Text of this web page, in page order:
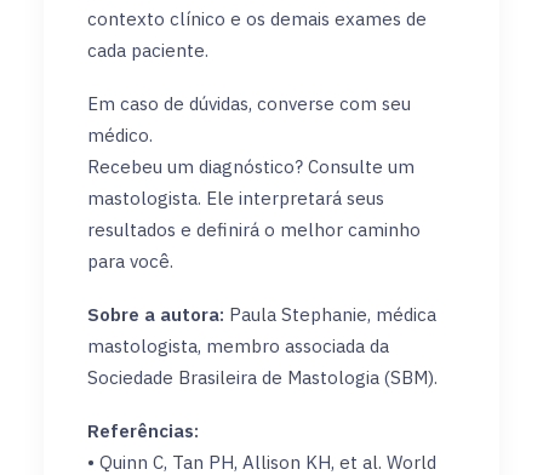
contexto clínico e os demais exames de
cada paciente.
Em caso de dúvidas, converse com seu
médico.
Recebeu um diagnóstico? Consulte um
mastologista. Ele interpretará seus
resultados e definirá o melhor caminho
para você.
Sobre a autora: Paula Stephanie, médica
mastologista, membro associada da
Sociedade Brasileira de Mastologia (SBM).
Referências:
• Quinn C, Tan PH, Allison KH, et al. World